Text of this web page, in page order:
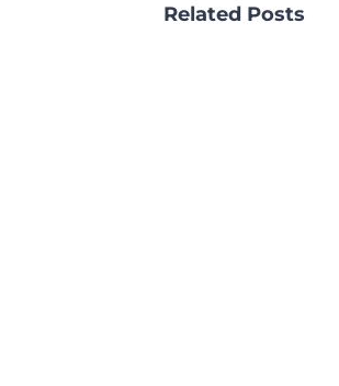
Related Posts